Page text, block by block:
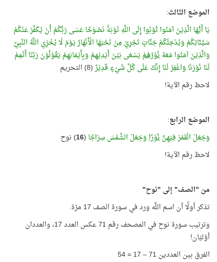
الموضع الثالث:
يَا أَيُّهَا الَّذِيْنَ آمَنُوا تُوْبُوا إِلَى اللَّهِ تَوْبَةً نَصُوْحًا عَسَى رَبُّكُمْ أَنْ يُكَفِّرَ عَنْكُمْ
سَيِّئَاتِكُمْ وَيُدْخِلَكُمْ جَنَّاتٍ تَجْرِيْ مِنْ تَحْتِهَا الْأَنْهَارُ يَوْمَ لَا يُخْزِي اللَّهُ النَّبِيَّ
وَالَّذِيْنَ آمَنُوا مَعَهُنُوْرُهُمْ يَسْعَى بَيْنَ أَيْدِيْهِمْ وَبِأَيْمَانِهِمْ يَقُوْلُوْنَ رَبَّنَا أَتْمِمْ
لَنَا نُوْرَنَا وَاغْفِرْ لَنَا إِنَّكَ عَلَى كُلِّ شَيْءٍ قَدِيْرٌ(8) التحريم
لاحظ رقم الآية!
الموضع الرابع:
وَجَعَلَ الْقَمَرَ فِيْهِنَّنُوْرًاوَجَعَلَ الشَّمْسَ سِرَاجًا (
16) نوح
لاحظ رقم الآية!
من "الصف" إلى "نوح"
تذكر أولًا أن اسم اللَّه ورد في سورة الصف 17 مرّة.
وترتيب سورة نوح في المصحف رقم 71 عكس العدد 17، والعددان
أوّليّان!
الفرق بين العددين 71 – 17 = 54